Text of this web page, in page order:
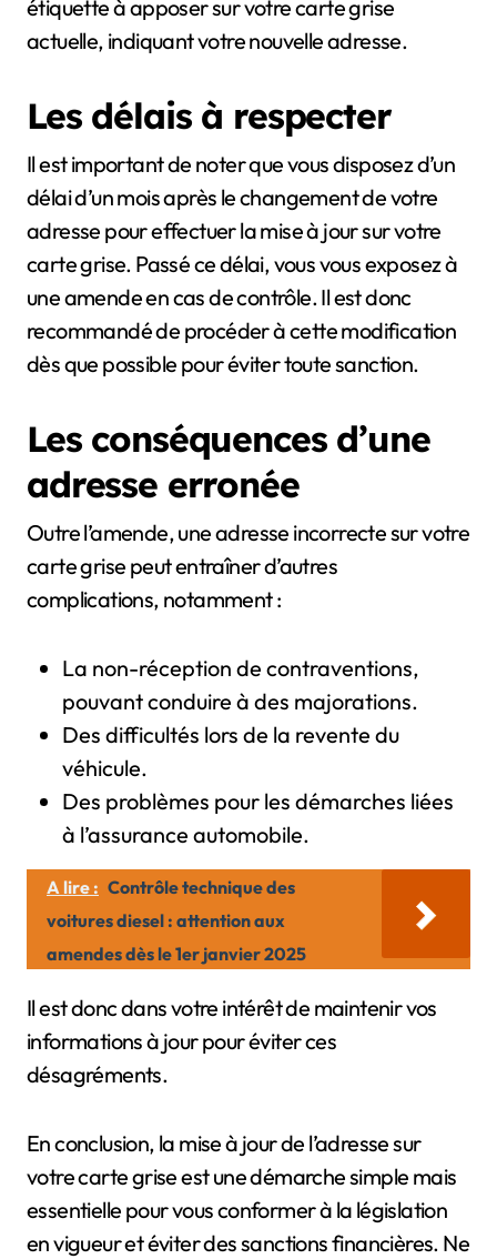
étiquette à apposer sur votre carte grise
actuelle, indiquant votre nouvelle adresse.
Les délais à respecter
Il est important de noter que vous disposez d’un
délai d’un mois après le changement de votre
adresse pour effectuer la mise à jour sur votre
carte grise. Passé ce délai, vous vous exposez à
une amende en cas de contrôle. Il est donc
recommandé de procéder à cette modification
dès que possible pour éviter toute sanction.
Les conséquences d’une
adresse erronée
Outre l’amende, une adresse incorrecte sur votre
carte grise peut entraîner d’autres
complications, notamment :
La non-réception de contraventions,
pouvant conduire à des majorations.
Des difficultés lors de la revente du
véhicule.
Des problèmes pour les démarches liées
à l’assurance automobile.
A lire : Contrôle technique des
voitures diesel : attention aux
amendes dès le 1er janvier 2025
Il est donc dans votre intérêt de maintenir vos
informations à jour pour éviter ces
désagréments.
En conclusion, la mise à jour de l’adresse sur
votre carte grise est une démarche simple mais
essentielle pour vous conformer à la législation
en vigueur et éviter des sanctions financières. Ne